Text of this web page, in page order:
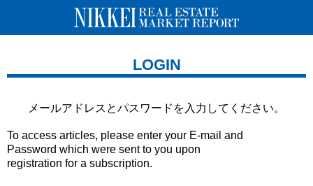
LOGIN
メールアドレスとパスワードを 入力してください。
To access articles, please enter your E-mail and
Password which were sent to you upon
registration for a subscription.